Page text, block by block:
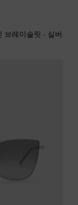
브레이슬릿 - 실버